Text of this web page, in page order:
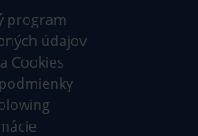
program
údajov
Cookies